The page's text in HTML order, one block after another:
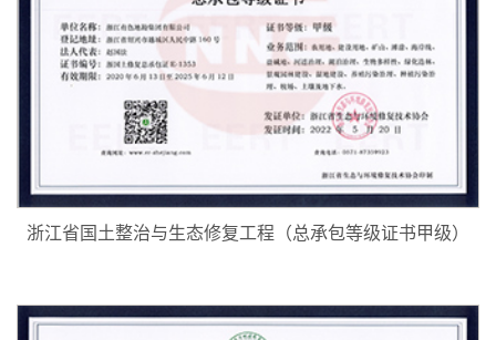
浙江省国土整治与生态修复工程（总承包等级证书甲级）